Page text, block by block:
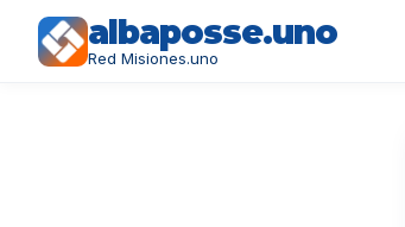
albaposse.uno
Red Misiones.uno